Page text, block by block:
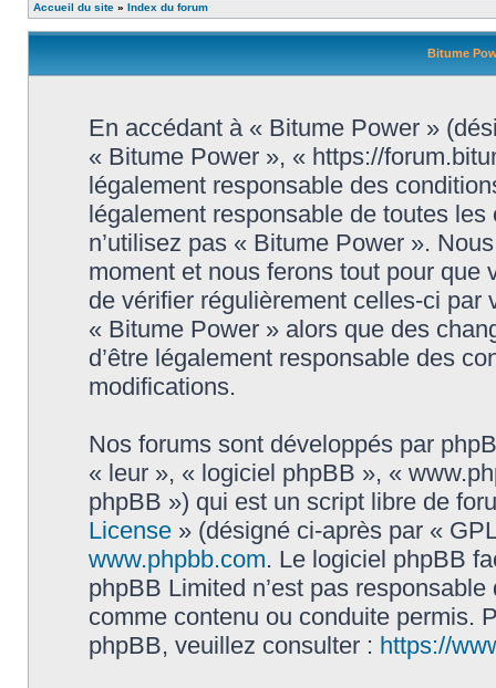
Accueil du site » Index du forum
Bitume
En accédant à « Bitume Power »
« Bitume Power », « https://
légalement responsable des
légalement responsable de toutes
n’utilisez pas « Bitume Power ».
moment et nous ferons tout pour que
de vérifier régulièrement celles-ci par
« Bitume Power » alors que des
d’être légalement responsable des
modifications.
Nos forums sont développés par
« leur », « logiciel phpBB », «
phpBB ») qui est un script libre de
License » (désigné ci-après par «
www.phpbb.com. Le logiciel phpBB
phpBB Limited n’est pas
comme contenu ou conduite permis.
phpBB, veuillez consulter : https://